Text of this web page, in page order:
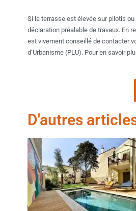
Si la terrasse est élevée sur pilotis
déclaration préalable de travaux. En
est vivement conseillé de contacter
d’Urbanisme (PLU). Pour en savoir
D'autres